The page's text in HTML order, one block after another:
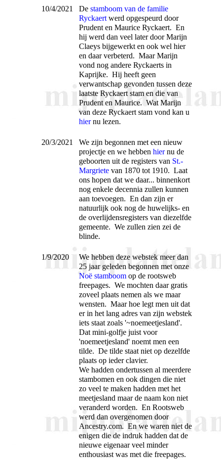
10/4/2021 De stamboom van de familie
Ryckaertwerd opgespeurd door
Prudent en Maurice Ryckaert. En
hij werd dan veel later door Marijn
Claeys bijgewerkt en ook wel hier
en daar verbeterd. Maar Marijn
vond nog andere Ryckaerts in
Kaprijke. Hij heeft geen
verwantschap gevonden tussen deze
laatste Ryckaert stam en die van
Prudent en Maurice. Wat Marijn
van deze Ryckaert stam vond kan u
hiernu lezen.
20/3/2021
We zijn begonnen met een nieuw
projectje en we hebben hiernu de
geboorten uit de registers van St.-
Margrietevan 1870 tot 1910. Laat
ons hopen dat we daar... binnenkort
nog enkele decennia zullen kunnen
aan toevoegen. En dan zijn er
natuurlijk ook nog de huwelijks- en
de overlijdensregisters van diezelfde
gemeente. We zullen zien zei de
blinde.
1/9/2020
We hebben deze webstek meer dan
25 jaar geleden begonnen met onze
Noë stamboomop de rootsweb
freepages. We mochten daar gratis
zoveel plaats nemen als we maar
wensten. Maar hoe legt men uit dat
er in het lang adres van zijn webstek
iets staat zoals '~noemeetjesland'.
Dat mini-golfje juist voor
'noemeetjesland' noemt men een
tilde. De tilde staat niet op dezelfde
plaats op ieder clavier.
We hadden ondertussen al meerdere
stambomen en ook dingen die niet
zo veel te maken hadden met het
meetjesland maar de naam kon niet
veranderd worden. En Rootsweb
werd dan overgenomen door
Ancestry.com. En we waren niet de
enigen die de indruk hadden dat de
nieuwe eigenaar veel minder
enthousiast was met die freepages.